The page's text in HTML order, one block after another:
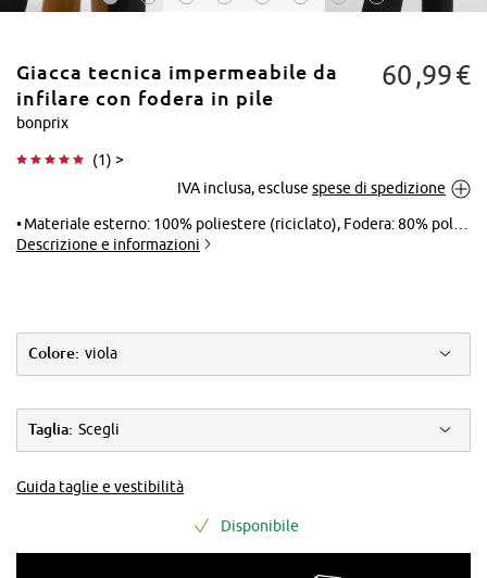
ingrandire
Giacca tecnica impermeabile da
infilare con fodera in pile
bonprix
(1) >
60 99€
IVA inclusa, escluse spese di spedizione
Materiale esterno: 100% poliestere (riciclato), Fodera: 80% poliestere (riciclato), 20% poliestere, Fodera maniche: 100% poliestere, Imbottitura: 70% poliestere, 30% poliestere (riciclato)
Descrizione e informazioni
Colore: viola
Taglia: Scegli
Guida taglie e vestibilità
Disponibile